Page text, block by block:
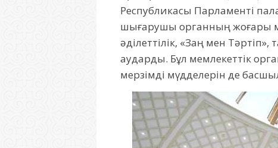
Республикасы Парламенті
шығарушы органның жоғары
әділеттілік, «Заң мен
аударды. Бұл мемлекеттік
мерзімді мүдделерін де